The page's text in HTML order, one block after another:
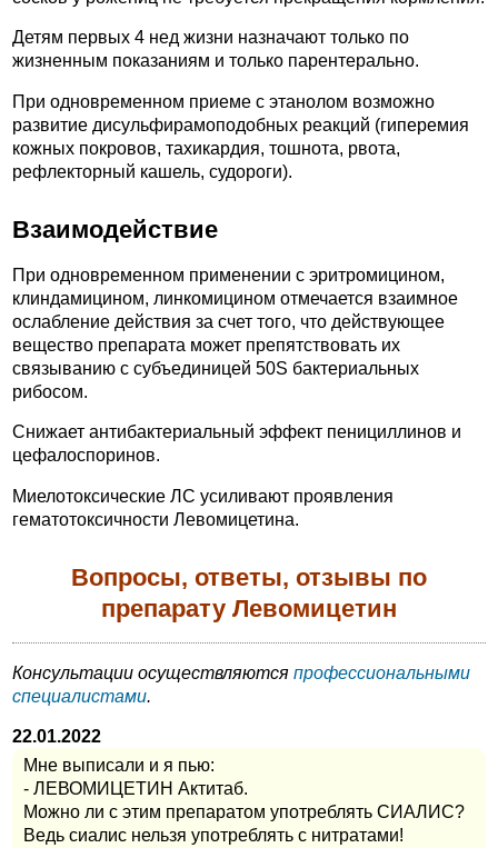
Детям первых 4 нед жизни назначают только по
жизненным показаниям и только парентерально.
При одновременном приеме с этанолом возможно
развитие дисульфирамоподобных реакций (гиперемия
кожных покровов, тахикардия, тошнота, рвота,
рефлекторный кашель, судороги).
Взаимодействие
При одновременном применении с эритромицином,
клиндамицином, линкомицином отмечается взаимное
ослабление действия за счет того, что действующее
вещество препарата может препятствовать их
связыванию с субъединицей 50S бактериальных
рибосом.
Снижает антибактериальный эффект пенициллинов и
цефалоспоринов.
Миелотоксические ЛС усиливают проявления
гематотоксичности Левомицетина.
Вопросы, ответы, отзывы по
препарату Левомицетин
Консультации осуществляются профессиональными
специалистами.
22.01.2022
Мне выписали и я пью:
- ЛЕВОМИЦЕТИН Актитаб.
Можно ли с этим препаратом употреблять СИАЛИС?
Ведь сиалис нельзя употреблять с нитратами!